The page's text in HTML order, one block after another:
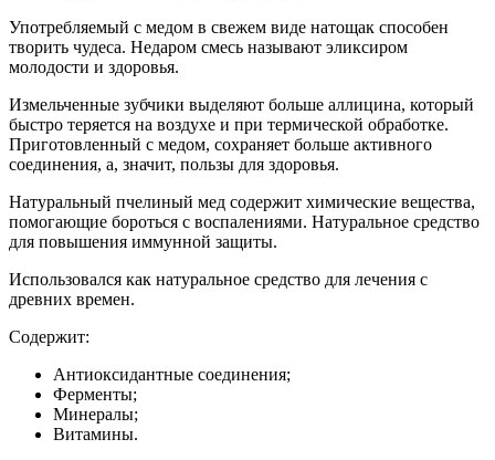
Употребляемый с медом в свежем виде натощак способен
творить чудеса. Недаром смесь называют эликсиром
молодости и здоровья.
Измельченные зубчики выделяют больше аллицина, который
быстро теряется на воздухе и при термической обработке.
Приготовленный с медом, сохраняет больше активного
соединения, а, значит, пользы для здоровья.
Натуральный пчелиный мед содержит химические вещества,
помогающие бороться с воспалениями. Натуральное средство
для повышения иммунной защиты.
Использовался как натуральное средство для лечения с
древних времен.
Содержит:
Антиоксидантные соединения;
Ферменты;
Минералы;
Витамины.